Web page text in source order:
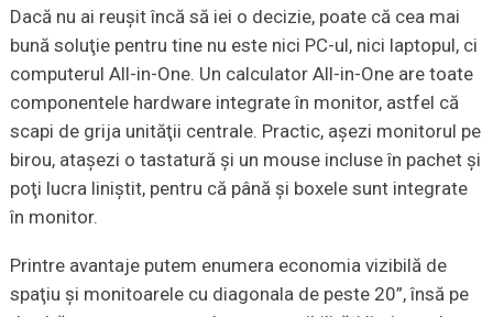
Dacă nu ai reuşit încă să iei o decizie, poate că cea mai
bună soluţie pentru tine nu este nici PC-ul, nici laptopul, ci
computerul All-in-One. Un calculator All-in-One are toate
componentele hardware integrate în monitor, astfel că
scapi de grija unităţii centrale. Practic, aşezi monitorul pe
birou, ataşezi o tastatură şi un mouse incluse în pachet şi
poţi lucra liniştit, pentru că până şi boxele sunt integrate
în monitor.
Printre avantaje putem enumera economia vizibilă de
spaţiu şi monitoarele cu diagonala de peste 20”, însă pe